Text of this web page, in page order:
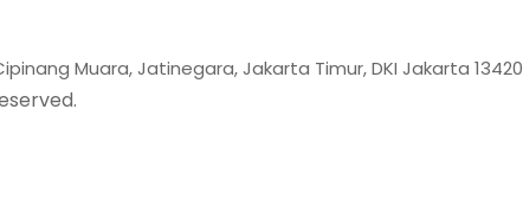
Muara, Jatinegara, Jakarta Timur, DKI Jakarta 13420